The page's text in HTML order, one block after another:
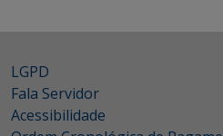
LGPD
Fala Servidor
Acessibilidade